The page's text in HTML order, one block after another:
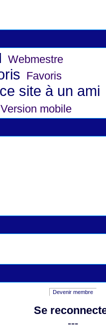
Webmestre
Favoris
Version mobile
Devenir membre
Se
---